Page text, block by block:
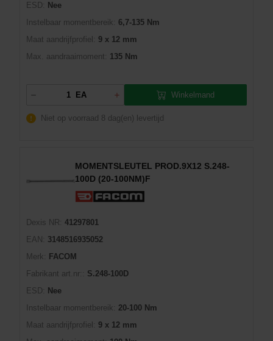
ESD:
Nee
Instelbaar momentbereik:
6,7-135 Nm
Maat aandrijfprofiel:
9 x 12 mm
Max. aandraaimoment:
135 Nm
EA Winkelmand
Niet op voorraad 8 dag(en) levertijd
MOMENTSLEUTEL PROD.9X12 S.248-
100D (20-100NM)F
Dexis NR: 41297801
EAN:
3148516935052
Merk:
FACOM
Fabrikant art.nr::
S.248-100D
ESD:
Nee
Instelbaar momentbereik: 20-100 Nm
Maat aandrijfprofiel:
9 x 12 mm